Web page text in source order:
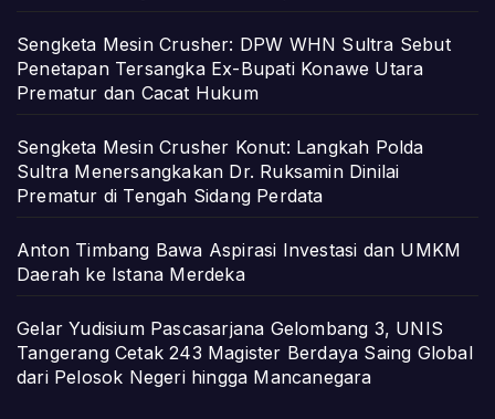
Sengketa Mesin Crusher: DPW WHN Sultra Sebut
Penetapan Tersangka Ex-Bupati Konawe Utara
Prematur dan Cacat Hukum
Sengketa Mesin Crusher Konut: Langkah Polda
Sultra Menersangkakan Dr. Ruksamin Dinilai
Prematur di Tengah Sidang Perdata
Anton Timbang Bawa Aspirasi Investasi dan UMKM
Daerah ke Istana Merdeka
Gelar Yudisium Pascasarjana Gelombang 3, UNIS
Tangerang Cetak 243 Magister Berdaya Saing Global
dari Pelosok Negeri hingga Mancanegara